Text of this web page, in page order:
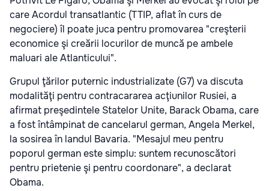
care Acordul transatlantic (TTIP, aflat în curs de
negociere) îl poate juca pentru promovarea "creşterii
economice şi creării locurilor de muncă pe ambele
maluari ale Atlanticului".
Grupul ţărilor puternic industrializate (G7) va discuta
modalităţi pentru contracararea acţiunilor Rusiei, a
afirmat preşedintele Statelor Unite, Barack Obama, care
a fost întâmpinat de cancelarul german, Angela Merkel,
la sosirea în landul Bavaria. "Mesajul meu pentru
poporul german este simplu: suntem recunoscători
pentru prietenie şi pentru coordonare", a declarat
Obama.